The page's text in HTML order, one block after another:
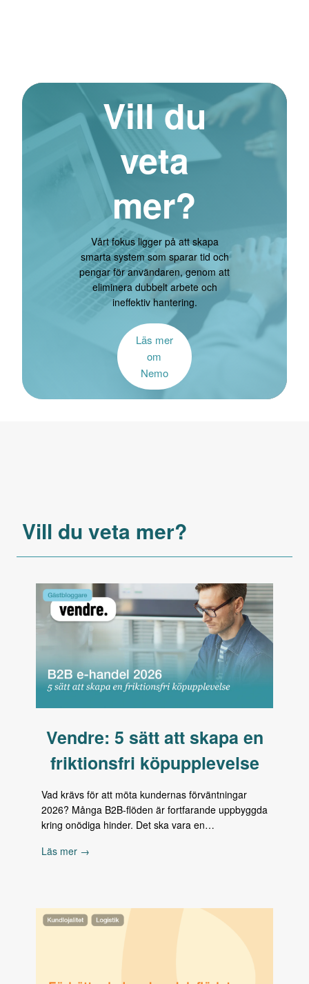
Vill du
veta
mer?
Vårt fokus ligger på att skapa
smarta system som sparar tid och
pengar för användaren, genom att
eliminera dubbelt arbete och
ineffektiv hantering.
Läs mer
om
Nemo
Vill du veta mer?
Vendre: 5 sätt att skapa en
friktionsfri köpupplevelse
Vad krävs för att möta kundernas förväntningar
2026? Många B2B-flöden är fortfarande uppbyggda
kring onödiga hinder. Det ska vara en…
Läs mer →